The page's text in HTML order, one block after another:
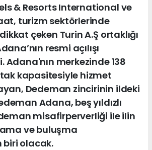
& Resorts International ve
turizm sektörlerinde
çeken Turin A.Ş ortaklığı
resmi açılışı
Adana'nın merkezinde 138
kapasitesiyle hizmet
Dedeman zincirinin ildeki
Adana, beş yıldızlı
misafirperverliği ile ilin
ve buluşma
biri olacak.